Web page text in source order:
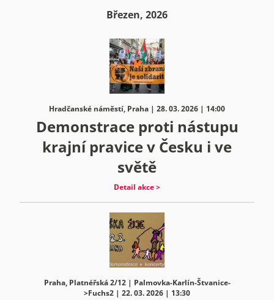
Březen, 2026
Hradčanské náměstí, Praha | 28. 03. 2026 | 14:00
Demonstrace proti nástupu
krajní pravice v Česku i ve
světě
Detail akce >
Praha, Platnéřská 2/12 | Palmovka-Karlín-Štvanice-
>Fuchs2 | 22. 03. 2026 | 13:30